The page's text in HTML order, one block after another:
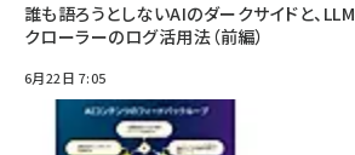
誰も語ろうとしないAIのダークサイドと、LLM
クローラーのログ活用法（前編）
6月22日 7:05